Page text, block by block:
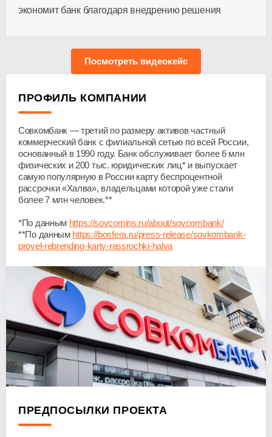
экономит банк благодаря внедрению решения
Посмотреть видеокейс
ПРОФИЛЬ КОМПАНИИ
Совкомбанк — третий по размеру активов частный
коммерческий банк с филиальной сетью по всей России,
основанный в 1990 году. Банк обслуживает более 6 млн
физических и 200 тыс. юридических лиц* и выпускает
самую популярную в России карту беспроцентной
рассрочки «Халва», владельцами которой уже стали
более 7 млн человек.**
*По данным https://sovcomins.ru/about/sovcombank/
**По данным https://bosfera.ru/press-release/sovkombank-
provel-rebrending-karty-rassrochki-halva
ПРЕДПОСЫЛКИ ПРОЕКТА